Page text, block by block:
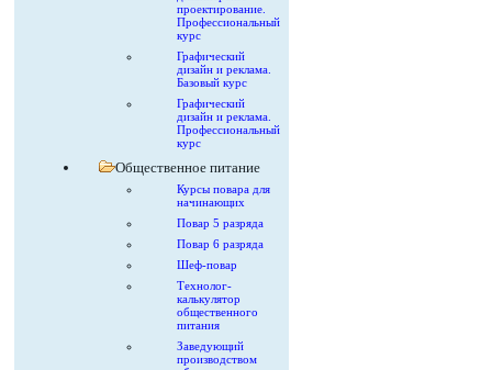
проектирование.
Профессиональный
курс
Графический
дизайн и реклама.
Базовый курс
Графический
дизайн и реклама.
Профессиональный
курс
Общественное питание
Курсы повара для
начинающих
Повар 5 разряда
Повар 6 разряда
Шеф-повар
Технолог-
калькулятор
общественного
питания
Заведующий
производством